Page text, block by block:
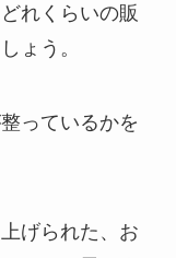
れくらいの販
ょう。
っているかを
げられた、お